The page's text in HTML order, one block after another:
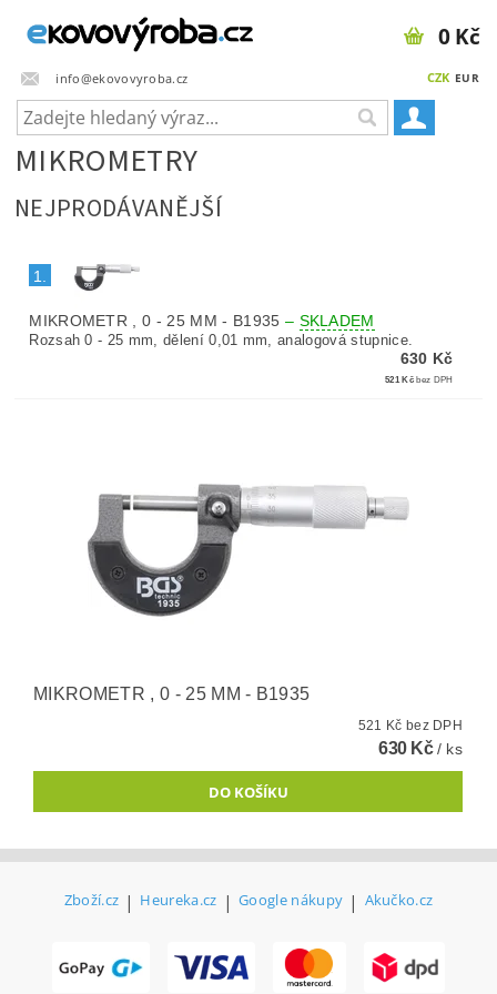
info@ekovovyroba.cz CZK EUR
0 Kč
MIKROMETRY
NEJPRODÁVANĚJŠÍ
1.
MIKROMETR , 0 - 25 MM - B1935 – SKLADEM
Rozsah 0 - 25 mm, dělení 0,01 mm, analogová stupnice.
630 Kč
521 Kč bez DPH
MIKROMETR , 0 - 25 MM - B1935
521 Kč bez DPH
630 Kč/ ks
Zboží.cz | Heureka.cz | Google nákupy | Akučko.cz